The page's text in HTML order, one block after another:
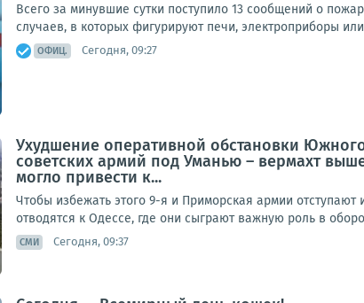
Всего за минувшие сутки поступило 13 сообщений о
случаев, в которых фигурируют печи, электроприборы
ОФИЦ. Сегодня, 09:27
Ухудшение оперативной обстановки
советских армий под Уманью – вермахт
могло привести к...
Чтобы избежать этого 9-я и Приморская армии
отводятся к Одессе, где они сыграют важную роль в
СМИ Сегодня, 09:37